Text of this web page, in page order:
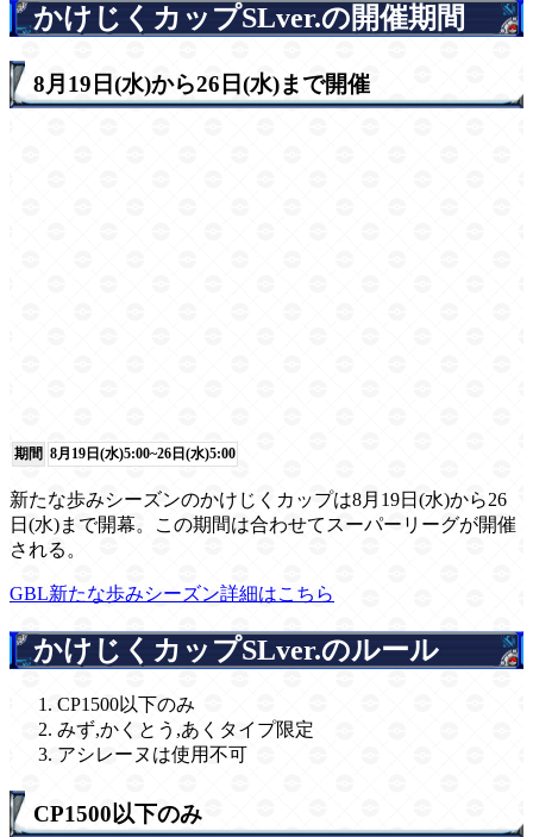
かけじくカップSLver.の開催期間
8月19日(水)から26日(水)まで開催
期間 8月19日(水)5:00~26日(水)5:00
新たな歩みシーズンのかけじくカップは8月19日(水)から26
日(水)まで開幕。この期間は合わせてスーパーリーグが開催
される。
GBL新たな歩みシーズン詳細はこちら
かけじくカップSLver.のルール
CP1500以下のみ
みず,かくとう,あくタイプ限定
アシレーヌは使用不可
CP1500以下のみ